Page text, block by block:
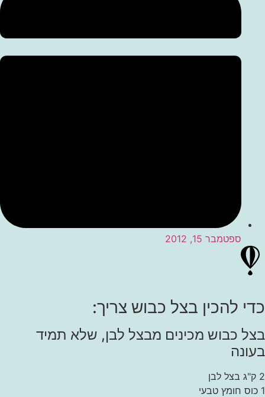
ספטמבר 15, 2012
כדי להכין בצל כבוש צריך:
בצל כבוש מכינים מבצל לבן, שלא תמיד
בעונה
2 ק"ג בצל לבן
1 כוס חומץ טבעי